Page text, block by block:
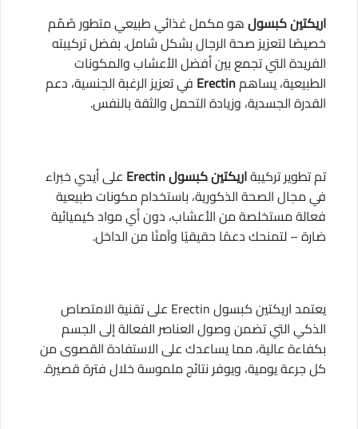
اريكتين كبسولهو مكمل غذائي طبيعي متطور صُمّم
خصيصًا لتعزيز صحة الرجال بشكل شامل. بفضل تركيبته
الفريدة التي تجمع بين أفضل الأعشاب والمكونات
الطبيعية، يساهمErectin في تعزيز الرغبة الجنسية، دعم
القدرة الجسدية، وزيادة التحمل والثقة بالنفس.
تم تطوير تركيبةاريكتين كبسول Erectin
على أيدي خبراء
في مجال الصحة الذكورية، باستخدام مكونات طبيعية
فعالة مستخلصة من الأعشاب، دون أي مواد كيميائية
ضارة – لتمنحك دعمًا حقيقيًا وآمنًا من الداخل.
يعتمد اريكتين كبسول Erectin على تقنية الامتصاص
الذكي التي تضمن وصول العناصر الفعالة إلى الجسم
بكفاءة عالية، مما يساعدك على الاستفادة القصوى من
كل جرعة يومية، ويوفر نتائج ملموسة خلال فترة قصيرة.